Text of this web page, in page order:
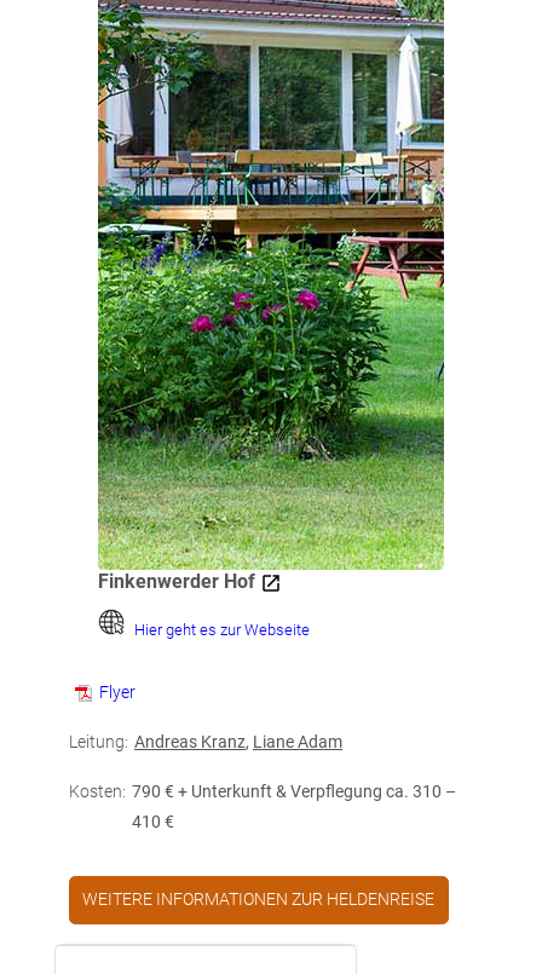
Finkenwerder Hof
Hier geht es zur Webseite
Flyer
Leitung: Andreas Kranz, Liane Adam
Kosten: 790 € + Unterkunft & Verpflegung ca. 310 –
410 €
WEITERE INFORMATIONEN ZUR HELDENREISE